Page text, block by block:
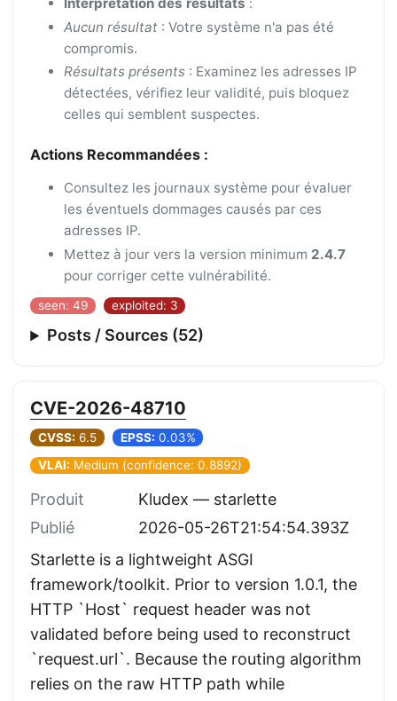
Interprétation des résultats :
Aucun résultat: Votre système n'a pas été
compromis.
Résultats présents: Examinez les adresses IP
détectées, vérifiez leur validité, puis bloquez
celles qui semblent suspectes.
Actions Recommandées :
Consultez les journaux système pour évaluer
les éventuels dommages causés par ces
adresses IP.
Mettez à jour vers la version minimum 2.4.7
pour corriger cette vulnérabilité.
seen: 49 exploited: 3
Posts / Sources (52)
CVE-2026-48710
CVSS: 6.5 EPSS: 0.03%
VLAI: Medium (confidence: 0.8892)
Produit
Kludex — starlette
Publié
2026-05-26T21:54:54.393Z
Starlette is a lightweight ASGI
framework/toolkit. Prior to version 1.0.1, the
HTTP `Host` request header was not
validated before being used to reconstruct
`request.url`. Because the routing algorithm
relies on the raw HTTP path while